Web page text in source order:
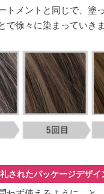
トメントと同じで、塗
で徐々に染まっていきま
されたパッケージデザイ